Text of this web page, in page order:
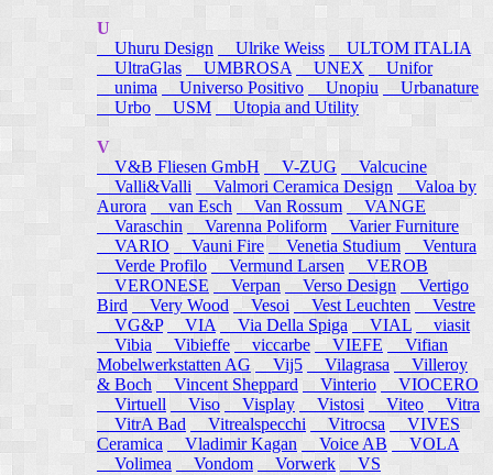
U
Uhuru Design
Ulrike Weiss
ULTOM ITALIA
UltraGlas
UMBROSA UNEX
Unifor
unima
Universo Positivo Unopiu
Urbanature
Urbo
USM Utopia and Utility
V
V&B Fliesen GmbH
V-ZUG
Valcucine
Valli&Valli
Valmori Ceramica Design
Valoa by
Aurora
van Esch Van Rossum
VANGE
Varaschin
Varenna Poliform
Varier Furniture
VARIO
Vauni Fire Venetia Studium
Ventura
Verde Profilo
Vermund Larsen
VEROB
VERONESE
Verpan Verso Design
Vertigo
Bird
Very Wood Vesoi Vest Leuchten
Vestre
VG&P
VIA Via Della Spiga VIAL
viasit
Vibia
Vibieffe viccarbe VIEFE
Vifian
Mobelwerkstatten AG
Vij5 Vilagrasa
Villeroy
& Boch
Vincent Sheppard Vinterio
VIOCERO
Virtuell
Viso Visplay Vistosi Viteo
Vitra
VitrA Bad
Vitrealspecchi Vitrocsa
VIVES
Ceramica
Vladimir Kagan Voice AB
VOLA
Volimea
Vondom Vorwerk VS